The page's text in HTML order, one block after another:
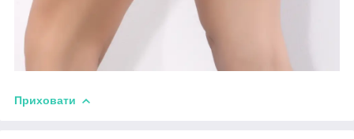
Приховати